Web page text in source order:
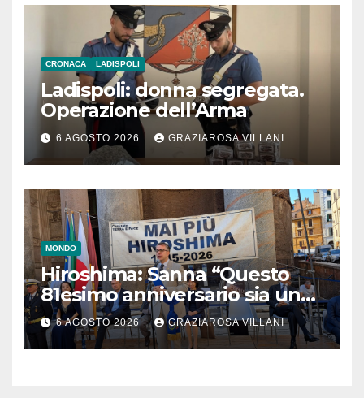
CRONACA LADISPOLI
Ladispoli: donna segregata.
Operazione dell’Arma
6 AGOSTO 2026 GRAZIAROSA VILLANI
MONDO
Hiroshima: Sanna “Questo
81esimo anniversario sia un
monito per tutti”
6 AGOSTO 2026 GRAZIAROSA VILLANI